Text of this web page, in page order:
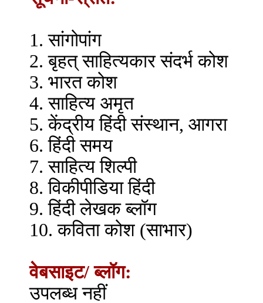
1. सांगोपांग
2. बृहत् साहित्यकार संदर्भ कोश
3. भारत कोश
4. साहित्य अमृत
5. केंद्रीय हिंदी संस्थान, आगरा
6. हिंदी समय
7. साहित्य शिल्पी
8. विकीपीडिया हिंदी
9. हिंदी लेखक ब्लॉग
10. कविता कोश (साभार)
वेबसाइट/ ब्लॉग:
उपलब्ध नहीं